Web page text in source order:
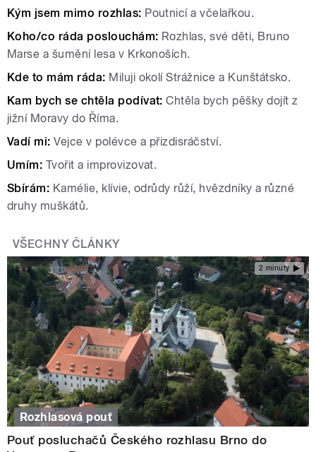
Kým jsem mimo rozhlas: Poutnicí a včelařkou.
Koho/co ráda poslouchám: Rozhlas, své děti, Bruno
Marse a šumění lesa v Krkonoších.
Kde to mám ráda: Miluji okolí Strážnice a Kunštátsko.
Kam bych se chtěla podívat: Chtěla bych pěšky dojít z
jižní Moravy do Říma.
Vadí mi: Vejce v polévce a přizdisráčství.
Umím: Tvořit a improvizovat.
Sbírám: Kamélie, klívie, odrůdy růží, hvězdníky a různé
druhy muškátů.
VŠECHNY ČLÁNKY
2 minuty
Rozhlasová pouť
Pouť posluchačů Českého rozhlasu Brno do